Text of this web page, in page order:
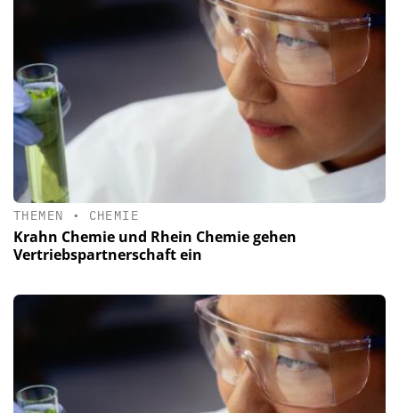
THEMEN • CHEMIE
Krahn Chemie und Rhein Chemie gehen
Vertriebspartnerschaft ein